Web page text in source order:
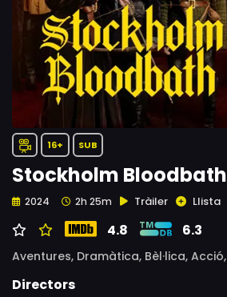
16+ SUB
Stockholm Bloodbath
2024 2h 25m Tràiler Llista
4.8 6.3
Aventures, Dramàtica, Bèl·lica, Acció,
Directors